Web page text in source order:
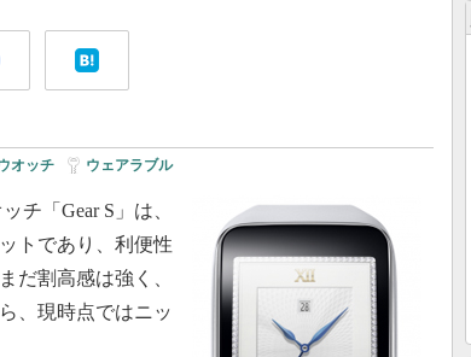
オッチ ウェアラブル
チ「Gear S」は、
トであり、利便性
だ割高感は強く、
、現時点ではニッ